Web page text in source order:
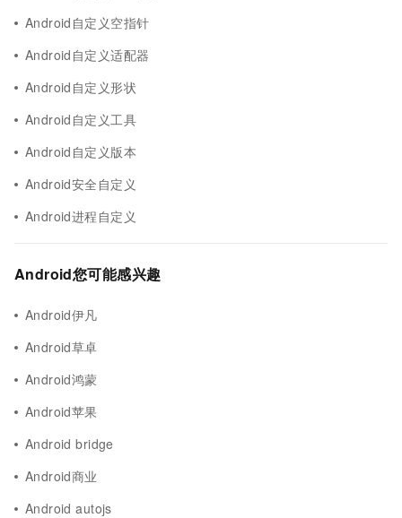
Android自定义空指针
Android自定义适配器
Android自定义形状
Android自定义工具
Android自定义版本
Android安全自定义
Android进程自定义
Android您可能感兴趣
Android伊凡
Android草卓
Android鸿蒙
Android苹果
Android bridge
Android商业
Android autojs